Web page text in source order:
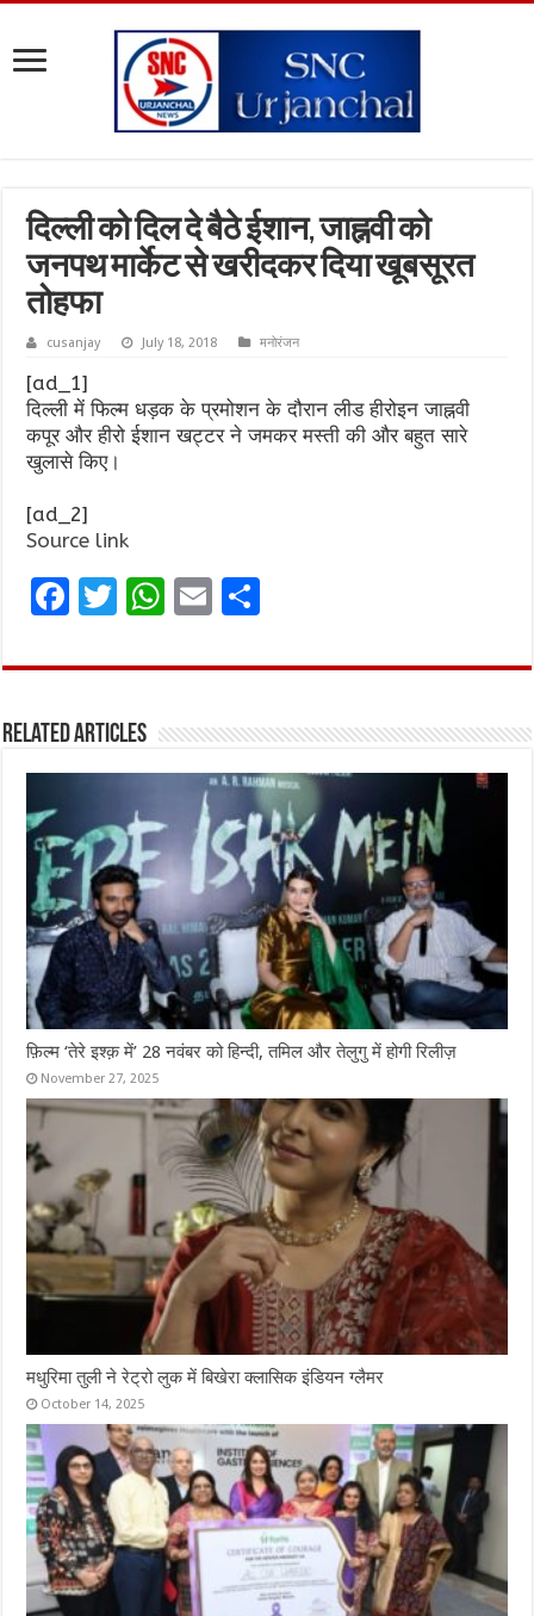
दिल्ली को दिल दे बैठे ईशान, जाह्नवी को
जनपथ मार्केट से खरीदकर दिया खूबसूरत
तोहफा
cusanjay July 18, 2018 मनोरंजन
[ad_1]
दिल्ली में फिल्म धड़क के प्रमोशन के दौरान लीड हीरोइन जाह्नवी
कपूर और हीरो ईशान खट्टर ने जमकर मस्ती की और बहुत सारे
खुलासे किए।
[ad_2]
Source link
F
ce
o
o
k
T
it
r
W
at
A
p
p
E
ai ar
Related Articles
फ़िल्म ‘तेरे इश्क़ में’ 28 नवंबर को हिन्दी, तमिल और तेलुगु में होगी रिलीज़
November 27, 2025
मधुरिमा तुली ने रेट्रो लुक में बिखेरा क्लासिक इंडियन ग्लैमर
October 14, 2025